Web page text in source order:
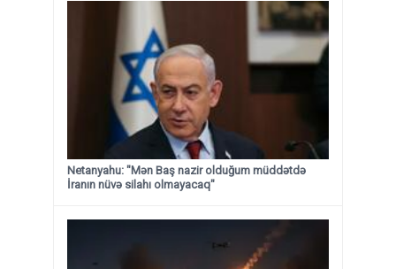
Netanyahu: "Mən Baş nazir olduğum müddətdə
İranın nüvə silahı olmayacaq"